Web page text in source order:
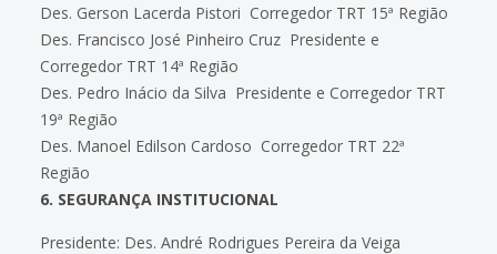
Des. Gerson Lacerda Pistori  Corregedor TRT 15ª Região
Des. Francisco José Pinheiro Cruz  Presidente e
Corregedor TRT 14ª Região
Des. Pedro Inácio da Silva  Presidente e Corregedor TRT
19ª Região
Des. Manoel Edilson Cardoso  Corregedor TRT 22ª
Região
6. SEGURANÇA INSTITUCIONAL
Presidente: Des. André Rodrigues Pereira da Veiga